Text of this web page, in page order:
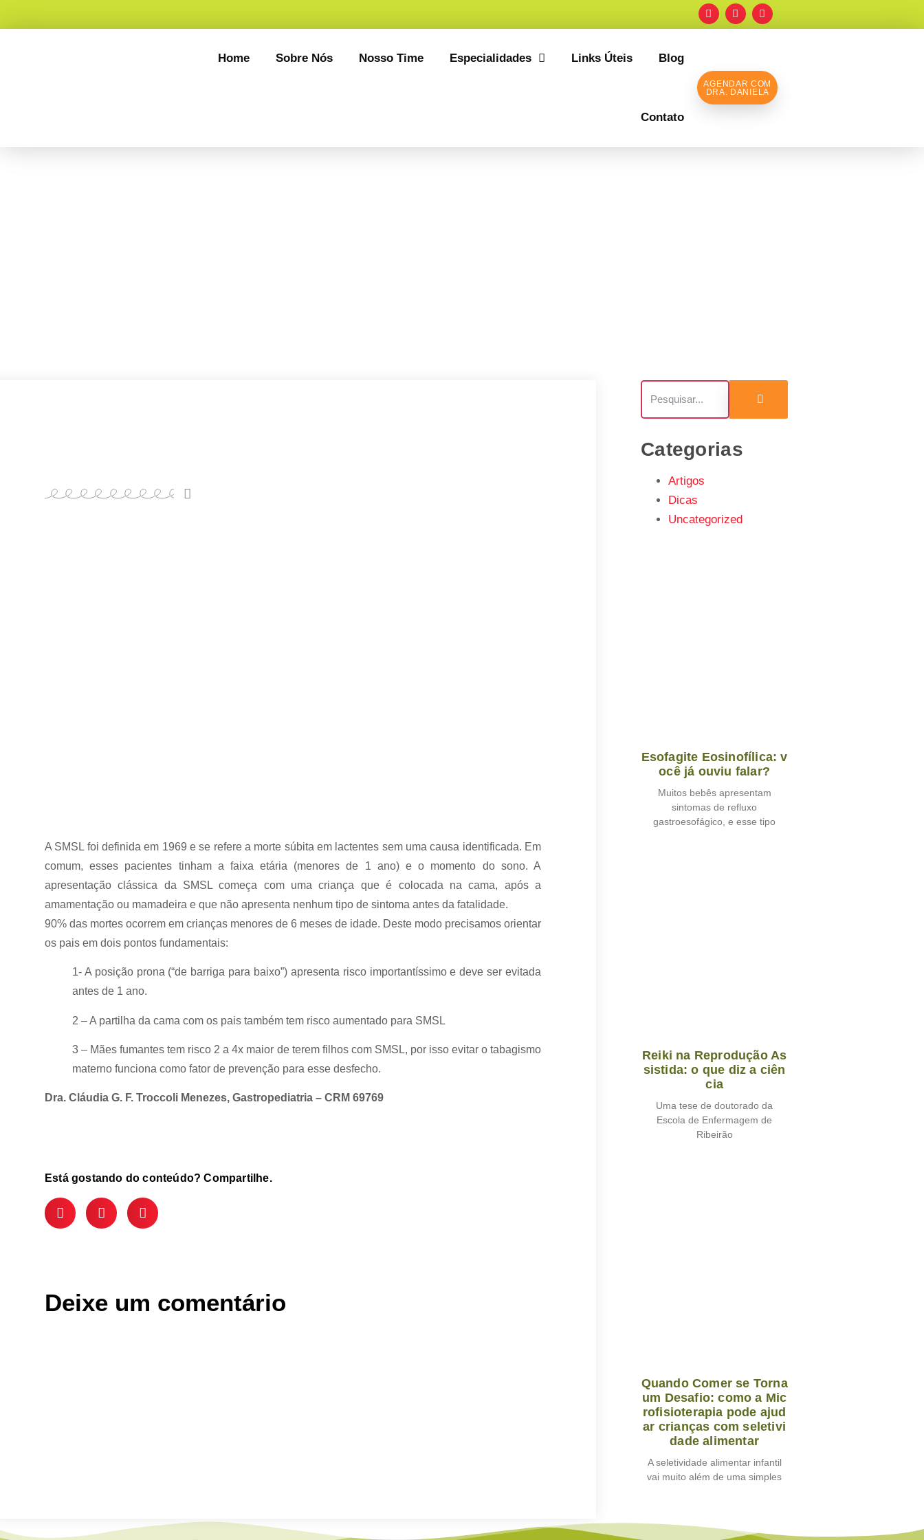
Home Sobre Nós Nosso Time Especialidades Links Úteis Blog
Contato
AGENDAR COM
DRA. DANIELA
A SMSL foi definida em 1969 e se refere a morte súbita em lactentes sem uma causa identificada. Em
comum, esses pacientes tinham a faixa etária (menores de 1 ano) e o momento do sono. A
apresentação clássica da SMSL começa com uma criança que é colocada na cama, após a
amamentação ou mamadeira e que não apresenta nenhum tipo de sintoma antes da fatalidade.
90% das mortes ocorrem em crianças menores de 6 meses de idade. Deste modo precisamos orientar
os pais em dois pontos fundamentais:
1- A posição prona (“de barriga para baixo”) apresenta risco importantíssimo e deve ser evitada
antes de 1 ano.
2 – A partilha da cama com os pais também tem risco aumentado para SMSL
3 – Mães fumantes tem risco 2 a 4x maior de terem filhos com SMSL, por isso evitar o tabagismo
materno funciona como fator de prevenção para esse desfecho.
Dra. Cláudia G. F. Troccoli Menezes, Gastropediatria – CRM 69769
Está gostando do conteúdo? Compartilhe.
Deixe um comentário
Categorias
Artigos
Dicas
Uncategorized
Esofagite Eosinofílica: v
ocê já ouviu falar?
Muitos bebês apresentam
sintomas de refluxo
gastroesofágico, e esse tipo
Reiki na Reprodução As
sistida: o que diz a ciên
cia
Uma tese de doutorado da
Escola de Enfermagem de
Ribeirão
Quando Comer se Torna
um Desafio: como a Mic
rofisioterapia pode ajud
ar crianças com seletivi
dade alimentar
A seletividade alimentar infantil
vai muito além de uma simples